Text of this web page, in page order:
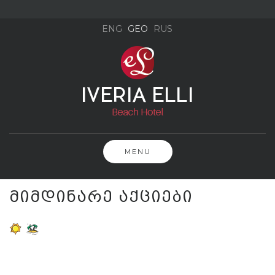
ENG GEO RUS
MENU
ᲛᲘᲛᲓᲘᲜᲐᲠᲔ ᲐᲥᲪᲘᲔᲑᲘ